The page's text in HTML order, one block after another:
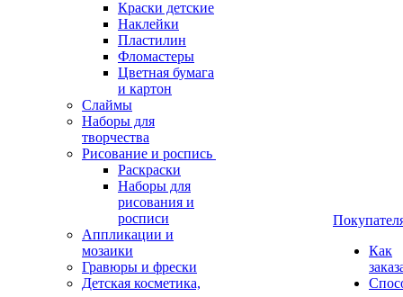
Краски детские
Наклейки
Пластилин
Фломастеры
Цветная бумага
и картон
Слаймы
Наборы для
творчества
Рисование и роспись
Раскраски
Наборы для
рисования и
росписи
Аппликации и
мозаики
Гравюры и фрески
Детская косметика,
Как